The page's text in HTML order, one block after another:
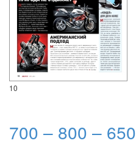
10
700 – 800 – 650